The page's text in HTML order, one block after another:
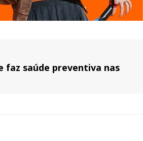
faz saúde preventiva nas